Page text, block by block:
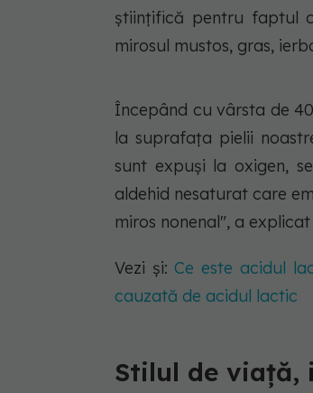
științifică pentru faptul
mirosul mustos, gras,
Începând cu vârsta de
la suprafața pielii
sunt expuși la oxigen,
aldehid nesaturat care
miros nonenal", a
Vezi și:Ce este acidul
cauzată de acidul lactic
Stilul de viață,